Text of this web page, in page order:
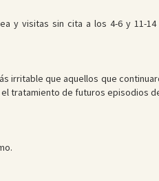
y visitas sin cita a los 4-6 y 11-14
irritable que aquellos que
tratamiento de futuros episodios